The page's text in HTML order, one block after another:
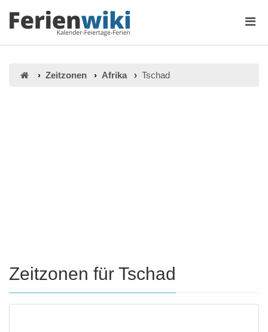
Zeitzonen Afrika Tschad
Zeitzonen für Tschad